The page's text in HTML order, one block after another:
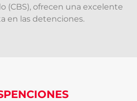
(CBS), ofrecen una excelente
en las detenciones.